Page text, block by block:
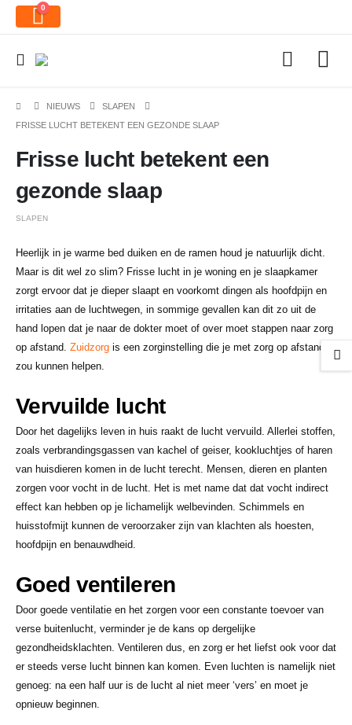
0
NIEUWS
SLAPEN
FRISSE LUCHT BETEKENT EEN GEZONDE SLAAP
Frisse lucht betekent een
gezonde slaap
SLAPEN
Heerlijk in je warme bed duiken en de ramen houd je natuurlijk dicht.
Maar is dit wel zo slim? Frisse lucht in je woning en je slaapkamer
zorgt ervoor dat je dieper slaapt en voorkomt dingen als hoofdpijn en
irritaties aan de luchtwegen, in sommige gevallen kan dit zo uit de
hand lopen dat je naar de dokter moet of over moet stappen naar zorg
op afstand. Zuidzorg is een zorginstelling die je met zorg op afstand
zou kunnen helpen.
Vervuilde lucht
Door het dagelijks leven in huis raakt de lucht vervuild. Allerlei stoffen,
zoals verbrandingsgassen van kachel of geiser, kookluchtjes of haren
van huisdieren komen in de lucht terecht. Mensen, dieren en planten
zorgen voor vocht in de lucht. Het is met name dat dat vocht indirect
effect kan hebben op je lichamelijk welbevinden. Schimmels en
huisstofmijt kunnen de veroorzaker zijn van klachten als hoesten,
hoofdpijn en benauwdheid.
Goed ventileren
Door goede ventilatie en het zorgen voor een constante toevoer van
verse buitenlucht, verminder je de kans op dergelijke
gezondheidsklachten. Ventileren dus, en zorg er het liefst ook voor dat
er steeds verse lucht binnen kan komen. Even luchten is namelijk niet
genoeg: na een half uur is de lucht al niet meer ‘vers’ en moet je
opnieuw beginnen.